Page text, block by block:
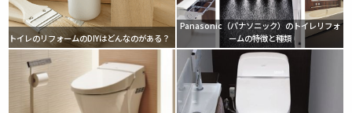
トイレのリフォームのDIYはどんなのがある？
Panasonic（パナソニック）のトイレリフォ
ームの特徴と種類